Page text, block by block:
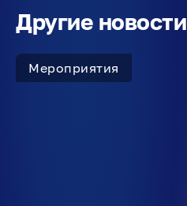
Другие новости
Мероприятия